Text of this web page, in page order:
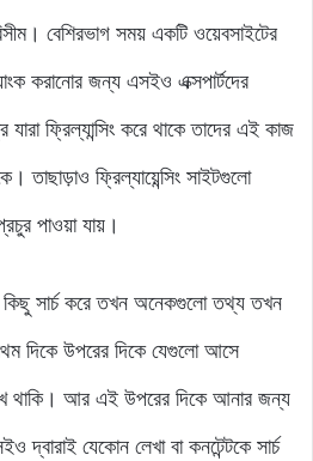
বেশিরভাগ সময় একটি ওয়েবসাইটের
করানোর জন্য এসইও এক্সপার্টদের
যারা ফ্রিল্যান্সিং করে থাকে তাদের এই কাজ
তাছাড়াও ফ্রিল্যায়েন্সিং সাইটগুলো
পাওয়া যায়।
সার্চ করে তখন অনেকগুলো তথ্য তখন
দিকে উপরের দিকে যেগুলো আসে
থাকি। আর এই উপরের দিকে আনার জন্য
যেকোন লেখা বা কনটেন্টকে সার্চ